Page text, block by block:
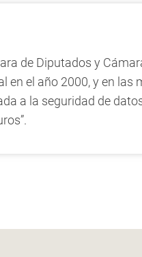
de Diputados y
en el año 2000, y en
a la seguridad de